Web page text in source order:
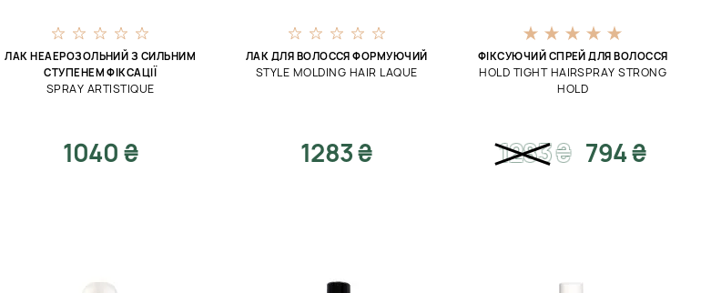
ЛАК НЕАЕРОЗОЛЬНИЙ З СИЛЬНИМ
СТУПЕНЕМ ФІКСАЦІЇ
SPRAY ARTISTIQUE
1040 ₴
ЛАК ДЛЯ ВОЛОССЯ ФОРМУЮЧИЙ
STYLE MOLDING HAIR LAQUE
1283 ₴
ФІКСУЮЧИЙ СПРЕЙ ДЛЯ ВОЛОССЯ
HOLD TIGHT HAIRSPRAY STRONG
HOLD
1283₴ 794 ₴